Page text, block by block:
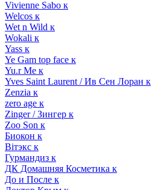
Vivienne Sabo к
Welcos к
Wet n Wild к
Wokali к
Yass к
Ye Gam top face к
Yu.r Me к
Yves Saint Laurent / Ив Сен Лоран к
Zenzia к
zero age к
Zinger / Зингер к
Zoo Son к
Биокон к
Вiтэкс к
Гурмандиз к
ДК Домашняя Косметика к
До и После к